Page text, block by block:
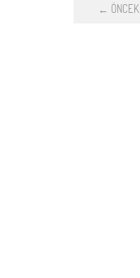
← ÖNCEKI